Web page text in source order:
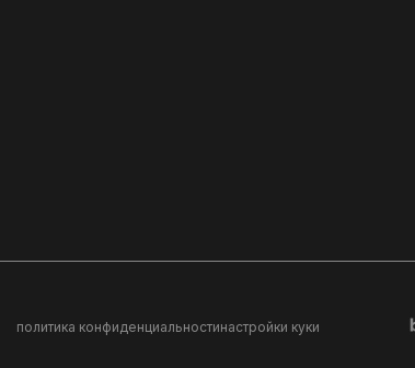
политика конфиденциальностинастройки куки